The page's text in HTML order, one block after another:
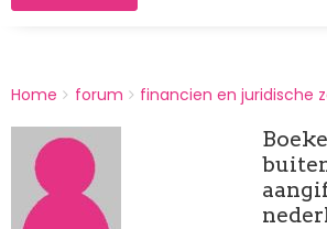
BREADCRUMBS
You
here:
Home forum financien en juridische